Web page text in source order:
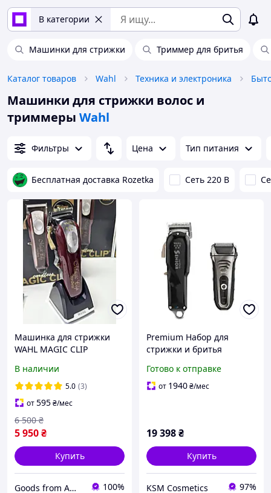
В категории
Машинки для стрижки Триммер для бритья
Каталог товаров Wahl Техника и электроника
Машинки для стрижки волос и
триммеры Wahl
Фильтры Цена Тип питания
Бесплатная доставка Rozetka Сеть 220 В
Машинка для стрижки
WAHL MAGIC CLIP
В наличии
5.0 (3)
от595₴/мес
5 950₴
6 500 ₴
Купить
Goods from America 100%
Premium Набор для
стрижки и бритья
Ion Senior Cordless Edition
Aqua Shave
Готово к отправке
от 1940₴/мес
19 398₴
Купить
KSM Cosmetics 97%